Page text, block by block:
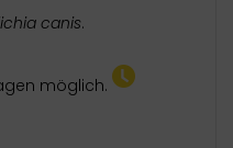
canis.
möglich.